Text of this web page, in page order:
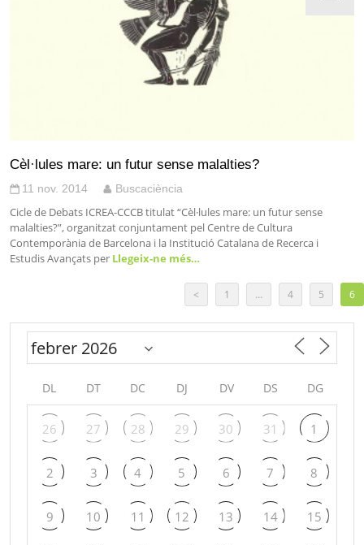
Cèl·lules mare: un futur sense malalties?
11 nov. 2014 Buscaciència
Cicle de Debats ICREA-CCCB titulat “Cèl·lules mare: un futur sense
malalties?”, organitzat conjuntament pel Centre de Cultura
Contemporània de Barcelona i la Institució Catalana de Recerca i
Estudis Avançats per Llegeix-ne més…
< 1 … 4 5 6
DL DT DC DJ DV DS DG
26 27 28 29 30 31 1
2 3 4 5 6 7 8
9 10 11 12 13 14 15